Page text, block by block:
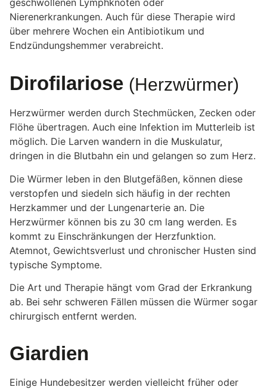
geschwollenen Lymphknoten oder
Nierenerkrankungen. Auch für diese Therapie wird
über mehrere Wochen ein Antibiotikum und
Endzündungshemmer verabreicht.
Dirofilariose (Herzwürmer)
Herzwürmer werden durch Stechmücken, Zecken oder
Flöhe übertragen. Auch eine Infektion im Mutterleib ist
möglich. Die Larven wandern in die Muskulatur,
dringen in die Blutbahn ein und gelangen so zum Herz.
Die Würmer leben in den Blutgefäßen, können diese
verstopfen und siedeln sich häufig in der rechten
Herzkammer und der Lungenarterie an. Die
Herzwürmer können bis zu 30 cm lang werden. Es
kommt zu Einschränkungen der Herzfunktion.
Atemnot, Gewichtsverlust und chronischer Husten sind
typische Symptome.
Die Art und Therapie hängt vom Grad der Erkrankung
ab. Bei sehr schweren Fällen müssen die Würmer sogar
chirurgisch entfernt werden.
Giardien
Einige Hundebesitzer werden vielleicht früher oder